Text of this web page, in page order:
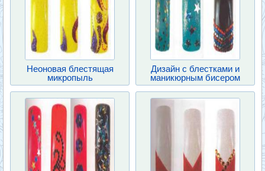
Неоновая блестящая
микропыль
Дизайн с блестками и
маникюрным бисером